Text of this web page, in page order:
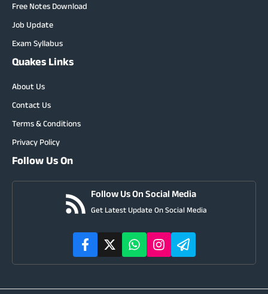
Free Notes Download
Job Update
Exam Syllabus
Quakes Links
About Us
Contact Us
Terms & Conditions
Privacy Policy
Follow Us On
Follow Us On Social Media
Get Latest Update On Social Media